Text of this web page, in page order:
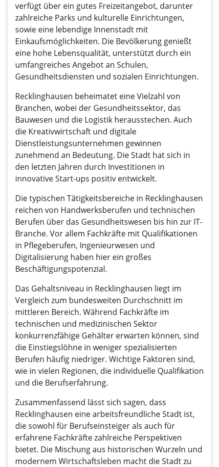
verfügt über ein gutes Freizeitangebot, darunter
zahlreiche Parks und kulturelle Einrichtungen,
sowie eine lebendige Innenstadt mit
Einkaufsmöglichkeiten. Die Bevölkerung genießt
eine hohe Lebensqualität, unterstützt durch ein
umfangreiches Angebot an Schulen,
Gesundheitsdiensten und sozialen Einrichtungen.
Recklinghausen beheimatet eine Vielzahl von
Branchen, wobei der Gesundheitssektor, das
Bauwesen und die Logistik herausstechen. Auch
die Kreativwirtschaft und digitale
Dienstleistungsunternehmen gewinnen
zunehmend an Bedeutung. Die Stadt hat sich in
den letzten Jahren durch Investitionen in
innovative Start-ups positiv entwickelt.
Die typischen Tätigkeitsbereiche in Recklinghausen
reichen von Handwerksberufen und technischen
Berufen über das Gesundheitswesen bis hin zur IT-
Branche. Vor allem Fachkräfte mit Qualifikationen
in Pflegeberufen, Ingenieurwesen und
Digitalisierung haben hier ein großes
Beschäftigungspotenzial.
Das Gehaltsniveau in Recklinghausen liegt im
Vergleich zum bundesweiten Durchschnitt im
mittleren Bereich. Während Fachkräfte im
technischen und medizinischen Sektor
konkurrenzfähige Gehälter erwarten können, sind
die Einstiegslöhne in weniger spezialisierten
Berufen häufig niedriger. Wichtige Faktoren sind,
wie in vielen Regionen, die individuelle Qualifikation
und die Berufserfahrung.
Zusammenfassend lässt sich sagen, dass
Recklinghausen eine arbeitsfreundliche Stadt ist,
die sowohl für Berufseinsteiger als auch für
erfahrene Fachkräfte zahlreiche Perspektiven
bietet. Die Mischung aus historischen Wurzeln und
modernem Wirtschaftsleben macht die Stadt zu